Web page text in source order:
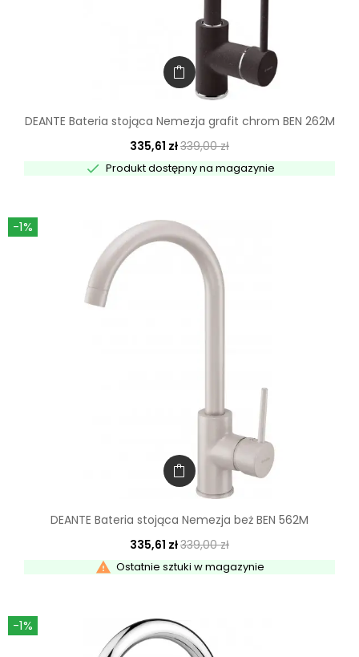
DEANTE Bateria stojąca Nemezja grafit chrom BEN 262M
335,61 zł339,00 zł
 Produkt dostępny na magazynie
-1%
DEANTE Bateria stojąca Nemezja beż BEN 562M
335,61 zł339,00 zł
 Ostatnie sztuki w magazynie
-1%